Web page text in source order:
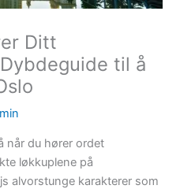
Ditt
til å
når du hører ordet
løkkuplene på
alvorstunge karakterer som